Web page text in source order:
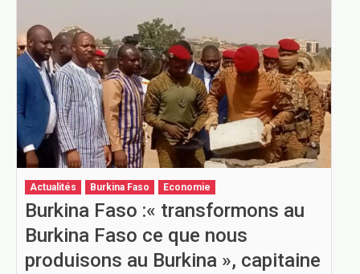
Actualités Burkina Faso Economie
Burkina Faso :« transformons au
Burkina Faso ce que nous
produisons au Burkina », capitaine